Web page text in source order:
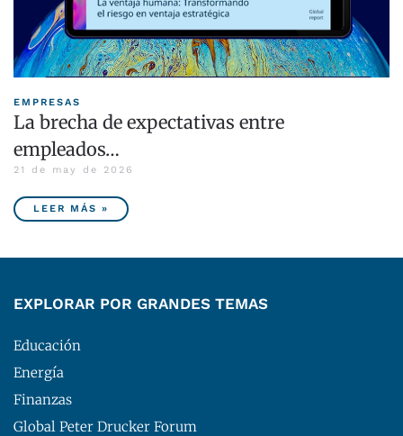
EMPRESAS
La brecha de expectativas entre
empleados…
21 de may de 2026
LEER MÁS »
EXPLORAR POR GRANDES TEMAS
Educación
Energía
Finanzas
Global Peter Drucker Forum